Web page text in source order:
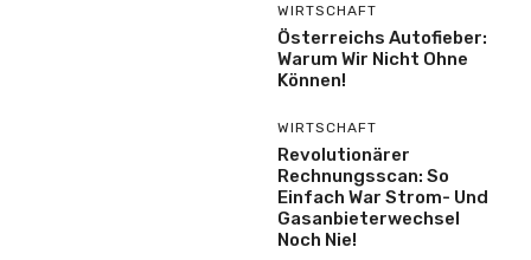
WIRTSCHAFT
Österreichs Autofieber:
Warum Wir Nicht Ohne
Können!
WIRTSCHAFT
Revolutionärer
Rechnungsscan: So
Einfach War Strom- Und
Gasanbieterwechsel
Noch Nie!